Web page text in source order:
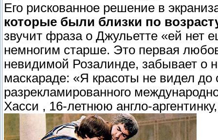
Его рискованное решение в
которые были близки по
звучит фраза о Джульетте «ей нет
немногим старше. Это первая
невидимой Розалинде, забывает о
маскараде: «Я красоты не видел
разрекламированного
Хасси , 16-летнюю англо-